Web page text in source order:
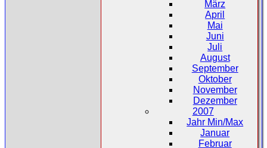
März
April
Mai
Juni
Juli
August
September
Oktober
November
Dezember
2007
Jahr Min/Max
Januar
Februar